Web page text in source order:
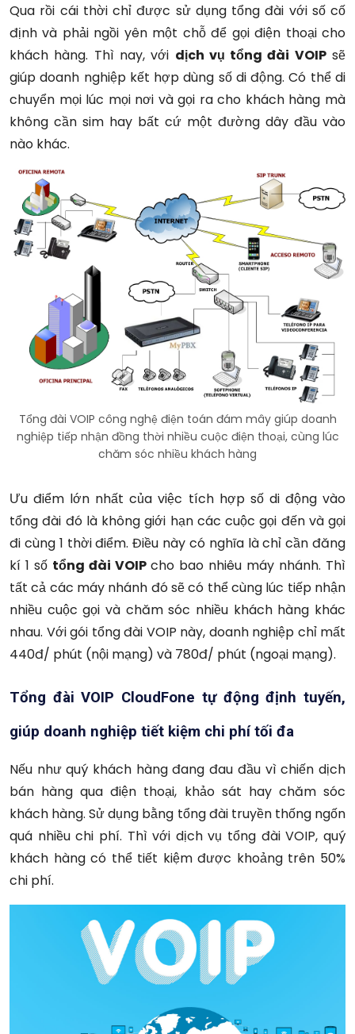
Qua rồi cái thời chỉ được sử dụng tổng đài với số cố
định và phải ngồi yên một chỗ để gọi điện thoại cho
khách hàng. Thì nay, với dịch vụ tổng đài VOIPsẽ
giúp doanh nghiệp kết hợp dùng số di động. Có thể di
chuyển mọi lúc mọi nơi và gọi ra cho khách hàng mà
không cần sim hay bất cứ một đường dây đầu vào
nào khác.
Tổng đài VOIP công nghệ điện toán đám mây giúp doanh
nghiệp tiếp nhận đồng thời nhiều cuộc điện thoại, cùng lúc
chăm sóc nhiều khách hàng
Ưu điểm lớn nhất của việc tích hợp số di động vào
tổng đài đó là không giới hạn các cuộc gọi đến và gọi
đi cùng 1 thời điểm. Điều này có nghĩa là chỉ cần đăng
kí 1 số tổng đài VOIPcho bao nhiêu máy nhánh. Thì
tất cả các máy nhánh đó sẽ có thể cùng lúc tiếp nhận
nhiều cuộc gọi và chăm sóc nhiều khách hàng khác
nhau. Với gói tổng đài VOIP này, doanh nghiệp chỉ mất
440đ/ phút (nội mạng) và 780đ/ phút (ngoại mạng).
Tổng đài VOIP CloudFone tự động định tuyến,
giúp doanh nghiệp tiết kiệm chi phí tối đa
Nếu như quý khách hàng đang đau đầu vì chiến dịch
bán hàng qua điện thoại, khảo sát hay chăm sóc
khách hàng. Sử dụng bằng tổng đài truyền thống ngốn
quá nhiều chi phí. Thì với dịch vụ tổng đài VOIP, quý
khách hàng có thể tiết kiệm được khoảng trên 50%
chi phí.